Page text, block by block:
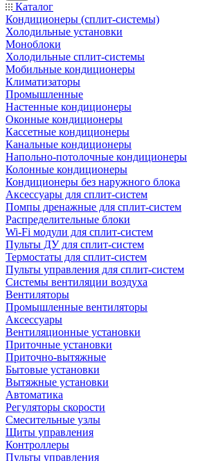
Каталог
Кондиционеры (сплит-системы)
Холодильные установки
Моноблоки
Холодильные сплит-системы
Мобильные кондиционеры
Климатизаторы
Промышленные
Настенные кондиционеры
Оконные кондиционеры
Кассетные кондиционеры
Канальные кондиционеры
Напольно-потолочные кондиционеры
Колонные кондиционеры
Кондиционеры без наружного блока
Аксессуары для сплит-систем
Помпы дренажные для сплит-систем
Распределительные блоки
Wi-Fi модули для сплит-систем
Пульты ДУ для сплит-систем
Термостаты для сплит-систем
Пульты управления для сплит-систем
Системы вентиляции воздуха
Вентиляторы
Промышленные вентиляторы
Аксессуары
Вентиляционные установки
Приточные установки
Приточно-вытяжные
Бытовые установки
Вытяжные установки
Автоматика
Регуляторы скорости
Смесительные узлы
Щиты управления
Контроллеры
Пульты управления